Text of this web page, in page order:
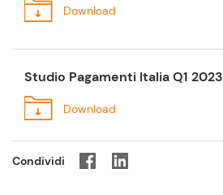
Studio Pagamenti Italia Q1 2023
Condividi